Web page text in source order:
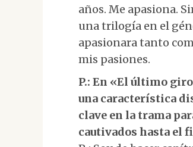
años. Me apasiona.
una trilogía en el
apasionara tanto
mis pasiones.
P.: En «El último
una característica
clave en la trama
cautivados hasta el